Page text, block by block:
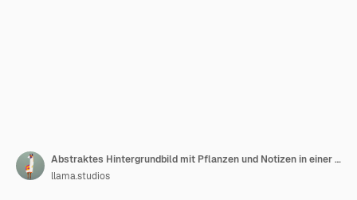
Abstraktes Hintergrundbild mit Pflanzen und Notizen in einer Wand
llama.studios